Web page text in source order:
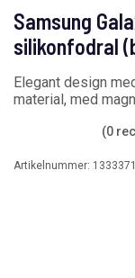
Samsung
silikonfodral
Elegant design
material, med
(0
Artikelnummer: 1333371